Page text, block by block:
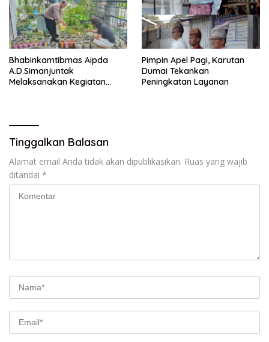
Bhabinkamtibmas Aipda
A.D.Simanjuntak
Melaksanakan Kegiatan
Pimpin Apel Pagi, Karutan
Dumai Tekankan
Peningkatan Layanan
Tinggalkan Balasan
Alamat email Anda tidak akan dipublikasikan. Ruas yang wajib
ditandai *